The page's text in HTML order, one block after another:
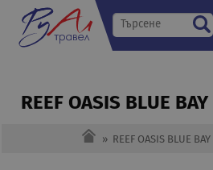
REEF OASIS BLUE
» REEF OASIS BLUE